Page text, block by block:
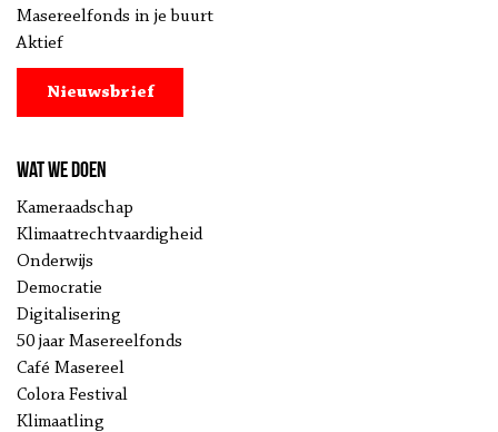
Masereelfonds in je buurt
Aktief
Nieuwsbrief
Wat we doen
Kameraadschap
Klimaatrechtvaardigheid
Onderwijs
Democratie
Digitalisering
50 jaar Masereelfonds
Café Masereel
Colora Festival
Klimaatling